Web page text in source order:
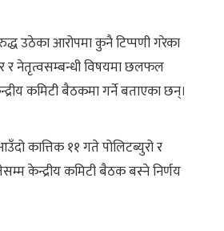
उठेका आरोपमा कुनै टिप्पणी गरेका
र नेतृत्वसम्बन्धी विषयमा छलफल
कमिटी बैठकमा गर्ने बताएका छन्।
कात्तिक ११ गते पोलिटब्युरो र
केन्द्रीय कमिटी बैठक बस्ने निर्णय